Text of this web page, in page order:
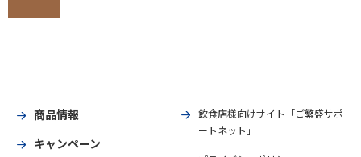
商品情報
キャンペーン
飲食店様向けサイト「ご繁盛サポ
ートネット」